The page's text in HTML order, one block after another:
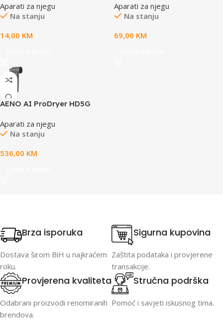
2XAAA bater.Jedinica: kg/lb;
Aparati za njegu
Na stanju
14,00 KM
dugotrajna baterija traje do
180 min
Aparati za njegu
Na stanju
69,00 KM
AENO AI ProDryer HD5G
Aparati za njegu
Na stanju
536,00 KM
Brza isporuka
Dostava širom BiH u najkraćem
roku.
Sigurna kupovina
Zaštita podataka i provjerene
transakcije.
Provjerena kvaliteta
Odabrani proizvodi renomiranih
brendova.
Stručna podrška
Pomoć i savjeti iskusnog tima.